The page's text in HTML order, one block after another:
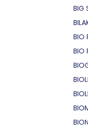
BIG
BIO
BIO